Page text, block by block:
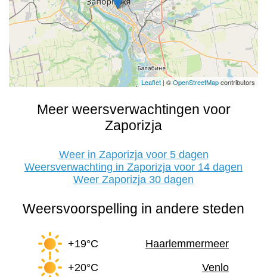
Leaflet | ©OpenStreetMapcontributors
Meer weersverwachtingen voor
Zaporizja
Weer in Zaporizja voor 5 dagen
Weersverwachting in Zaporizja voor 14 dagen
Weer Zaporizja 30 dagen
Weersvoorspelling in andere steden
+19°C
Haarlemmermeer
+20°C
Venlo